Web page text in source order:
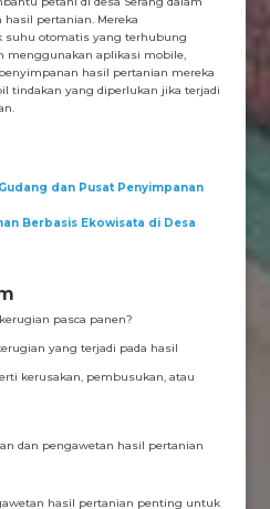
pertanian. Mereka
suhu otomatis yang terhubung
menggunakan aplikasi mobile,
hasil pertanian mereka
tindakan yang diperlukan jika terjadi
dan Pusat Penyimpanan
Berbasis Ekowisata di Desa
pasca panen?
yang terjadi pada hasil
kerusakan, pembusukan, atau
dan pengawetan hasil pertanian
hasil pertanian penting untuk